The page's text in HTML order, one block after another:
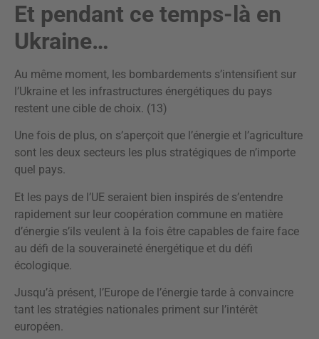
Et pendant ce temps-là en
Ukraine…
Au même moment, les bombardements s’intensifient sur
l’Ukraine et les infrastructures énergétiques du pays
restent une cible de choix. (13)
Une fois de plus, on s’aperçoit que l’énergie et l’agriculture
sont les deux secteurs les plus stratégiques de n’importe
quel pays.
Et les pays de l’UE seraient bien inspirés de s’entendre
rapidement sur leur coopération commune en matière
d’énergie s’ils veulent à la fois être capables de faire face
au défi de la souveraineté énergétique et du défi
écologique.
Jusqu’à présent, l’Europe de l’énergie tarde à convaincre
tant les stratégies nationales priment sur l’intérêt
européen.